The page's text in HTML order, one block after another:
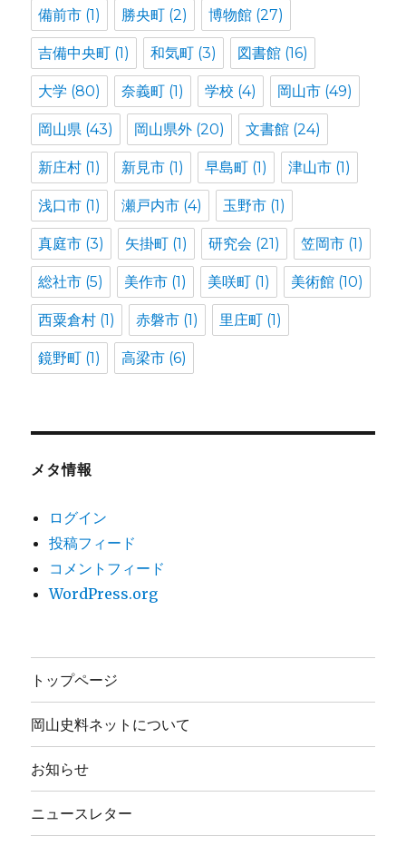
備前市 (1) 勝央町 (2) 博物館 (27)
吉備中央町 (1) 和気町 (3) 図書館 (16)
大学 (80) 奈義町 (1) 学校 (4) 岡山市 (49)
岡山県 (43) 岡山県外 (20) 文書館 (24)
新庄村 (1) 新見市 (1) 早島町 (1) 津山市 (1)
浅口市 (1) 瀬戸内市 (4) 玉野市 (1)
真庭市 (3) 矢掛町 (1) 研究会 (21) 笠岡市 (1)
総社市 (5) 美作市 (1) 美咲町 (1) 美術館 (10)
西粟倉村 (1) 赤磐市 (1) 里庄町 (1)
鏡野町 (1) 高梁市 (6)
メタ情報
ログイン
投稿フィード
コメントフィード
WordPress.org
トップページ
岡山史料ネットについて
お知らせ
ニュースレター